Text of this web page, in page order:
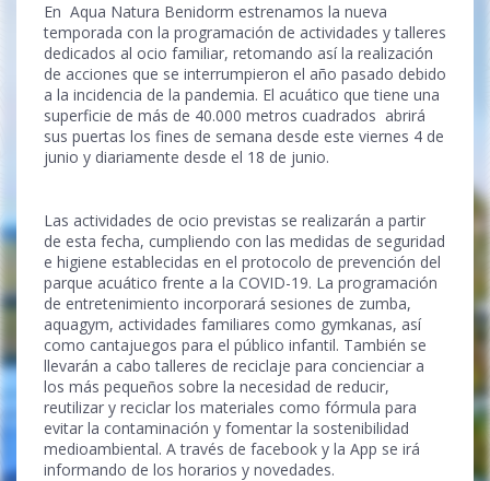
En Aqua Natura Benidorm estrenamos la nueva
temporada con la programación de actividades y talleres
dedicados al ocio familiar, retomando así la realización
de acciones que se interrumpieron el año pasado debido
a la incidencia de la pandemia. El acuático que tiene una
superficie de más de 40.000 metros cuadrados abrirá
sus puertas los fines de semana desde este viernes 4 de
junio y diariamente desde el 18 de junio.
Las actividades de ocio previstas se realizarán a partir
de esta fecha, cumpliendo con las medidas de seguridad
e higiene establecidas en el protocolo de prevención del
parque acuático frente a la COVID-19. La programación
de entretenimiento incorporará sesiones de zumba,
aquagym, actividades familiares como gymkanas, así
como cantajuegos para el público infantil. También se
llevarán a cabo talleres de reciclaje para concienciar a
los más pequeños sobre la necesidad de reducir,
reutilizar y reciclar los materiales como fórmula para
evitar la contaminación y fomentar la sostenibilidad
medioambiental. A través de facebook y la App se irá
informando de los horarios y novedades.